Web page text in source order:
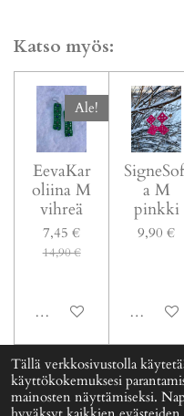
Tällä verkkosivustolla
käyttökokemuksesi
mainosten näyttämiseksi.
Katso myös:
Ale!
EevaKar
oliina M
vihreä
7,45 €
14,90 €
Katso lisätiedot
a M
pinkki
9,90 €
Katso